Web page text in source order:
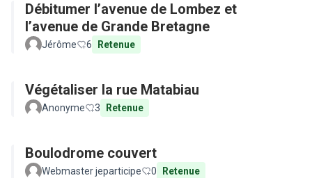
Débitumer l’avenue de Lombez et
l’avenue de Grande Bretagne
Jérôme 6 Retenue
Végétaliser la rue Matabiau
Anonyme 3 Retenue
Boulodrome couvert
Webmaster jeparticipe 0 Retenue